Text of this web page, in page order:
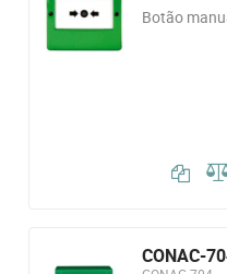
Botão
CONAC-